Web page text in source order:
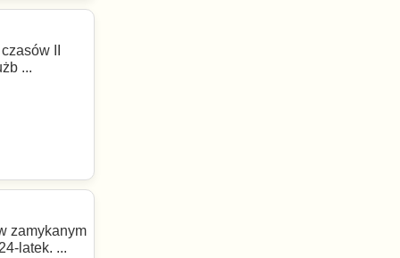
II
...
zamykanym
latek. ...